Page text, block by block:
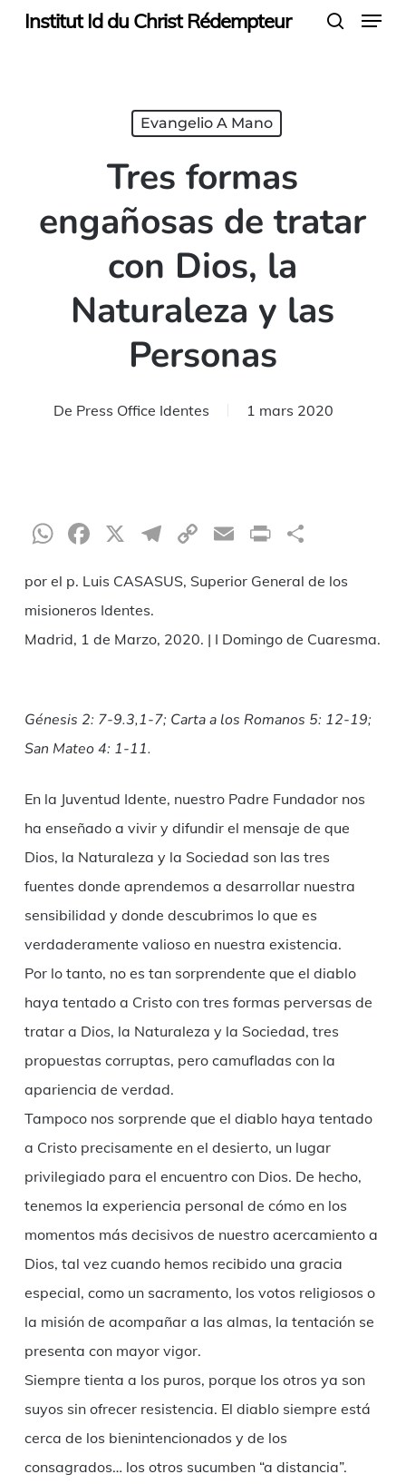
SkipInstitut Id du Christ Rédempteur Menu
Evangelio A Mano
Tres formas
engañosas de tratar
con Dios, la
Naturaleza y las
Personas
De Press Office Identes 1 mars 2020
WhatsApp
Facebook
X Telegram
CopyEmailPrint
por el p. Luis CASASUS, Superior General de los
misioneros Identes.
Madrid, 1 de Marzo, 2020. | I Domingo de Cuaresma.
Génesis 2: 7-9.3,1-7; Carta a los Romanos 5: 12-19;
San Mateo 4: 1-11.
En la Juventud Idente, nuestro Padre Fundador nos
ha enseñado a vivir y difundir el mensaje de que
Dios, la Naturaleza y la Sociedad son las tres
fuentes donde aprendemos a desarrollar nuestra
sensibilidad y donde descubrimos lo que es
verdaderamente valioso en nuestra existencia.
Por lo tanto, no es tan sorprendente que el diablo
haya tentado a Cristo con tres formas perversas de
tratar a Dios, la Naturaleza y la Sociedad, tres
propuestas corruptas, pero camufladas con la
apariencia de verdad.
Tampoco nos sorprende que el diablo haya tentado
a Cristo precisamente en el desierto, un lugar
privilegiado para el encuentro con Dios. De hecho,
tenemos la experiencia personal de cómo en los
momentos más decisivos de nuestro acercamiento a
Dios, tal vez cuando hemos recibido una gracia
especial, como un sacramento, los votos religiosos o
la misión de acompañar a las almas, la tentación se
presenta con mayor vigor.
Siempre tienta a los puros, porque los otros ya son
suyos sin ofrecer resistencia. El diablo siempre está
cerca de los bienintencionados y de los
consagrados… los otros sucumben “a distancia”.